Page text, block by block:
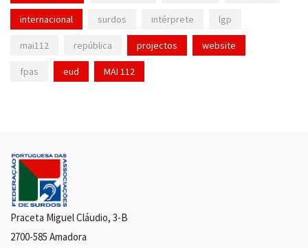
internacional surdos intérprete lgp
mai112 república projectos website
fpas eud MAI 112
Praceta Miguel Cláudio, 3-B
2700-585 Amadora